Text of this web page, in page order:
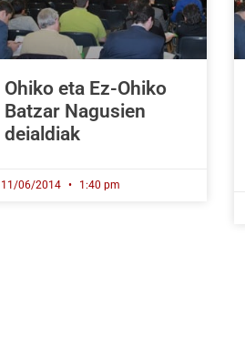
Ohiko eta Ez-Ohiko
Batzar Nagusien
deialdiak
11/06/2014 1:40 pm